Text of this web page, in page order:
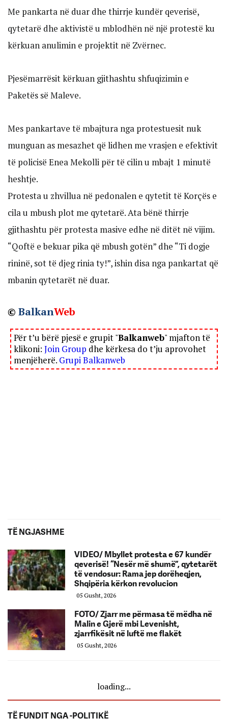
Me pankarta në duar dhe thirrje kundër qeverisë,
qytetarë dhe aktivistë u mblodhën në një protestë ku
kërkuan anulimin e projektit në Zvërnec.
Pjesëmarrësit kërkuan gjithashtu shfuqizimin e
Paketës së Maleve.
Mes pankartave të mbajtura nga protestuesit nuk
munguan as mesazhet që lidhen me vrasjen e efektivit
të policisë Enea Mekolli për të cilin u mbajt 1 minutë
heshtje.
Protesta u zhvillua në pedonalen e qytetit të Korçës e
cila u mbush plot me qytetarë. Ata bënë thirrje
gjithashtu për protesta masive edhe në ditët në vijim.
“Qoftë e bekuar pika që mbush gotën” dhe “Ti dogje
rininë, sot të djeg rinia ty!”, ishin disa nga pankartat që
mbanin qytetarët në duar.
© BalkanWeb
Për t’u bërë pjesë e grupit "Balkanweb" mjafton të
klikoni: Join Group dhe kërkesa do t’ju aprovohet
menjëherë. Grupi Balkanweb
TË NGJASHME
VIDEO/ Mbyllet protesta e 67 kundër
qeverisë! “Nesër më shumë”, qytetarët
të vendosur: Rama jep dorëheqjen,
Shqipëria kërkon revolucion
05 Gusht, 2026
FOTO/ Zjarr me përmasa të mëdha në
Malin e Gjerë mbi Levenisht,
zjarrfikësit në luftë me flakët
05 Gusht, 2026
loading...
TË FUNDIT NGA -POLITIKË